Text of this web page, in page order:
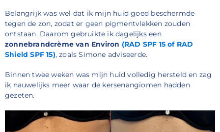
Belangrijk was wel dat ik mijn huid goed beschermde
tegen de zon, zodat er geen pigmentvlekken zouden
ontstaan. Daarom gebruikte ik dagelijks een
zonnebrandcrème van Environ (RAD SPF 15 of RAD
Shield SPF 15), zoals Simone adviseerde.
Binnen twee weken was mijn huid volledig hersteld en zag
ik nauwelijks meer waar de kersenangiomen hadden
gezeten.